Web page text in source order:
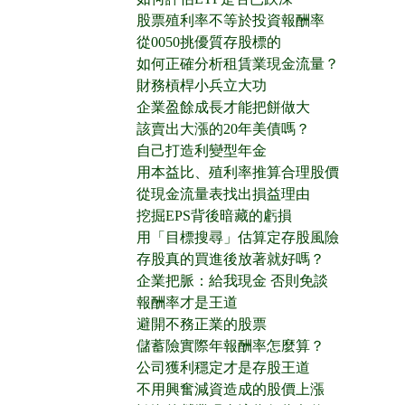
股票殖利率不等於投資報酬率
從0050挑優質存股標的
如何正確分析租賃業現金流量？
財務槓桿小兵立大功
企業盈餘成長才能把餅做大
該賣出大漲的20年美債嗎？
自己打造利變型年金
用本益比、殖利率推算合理股價
從現金流量表找出損益理由
挖掘EPS背後暗藏的虧損
用「目標搜尋」估算定存股風險
存股真的買進後放著就好嗎？
企業把脈：給我現金 否則免談
報酬率才是王道
避開不務正業的股票
儲蓄險實際年報酬率怎麼算？
公司獲利穩定才是存股王道
不用興奮減資造成的股價上漲